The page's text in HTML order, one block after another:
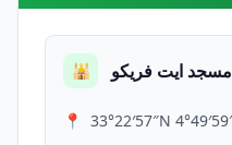
🕌 مسجد ايت فريكو
📍